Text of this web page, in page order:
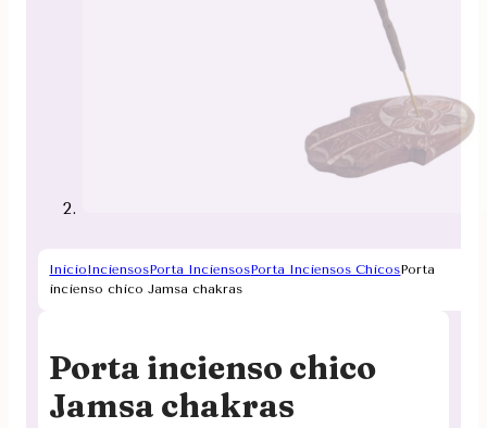
InicioInciensosPorta InciensosPorta Inciensos ChicosPorta
incienso chico Jamsa chakras
Porta incienso chico
Jamsa chakras